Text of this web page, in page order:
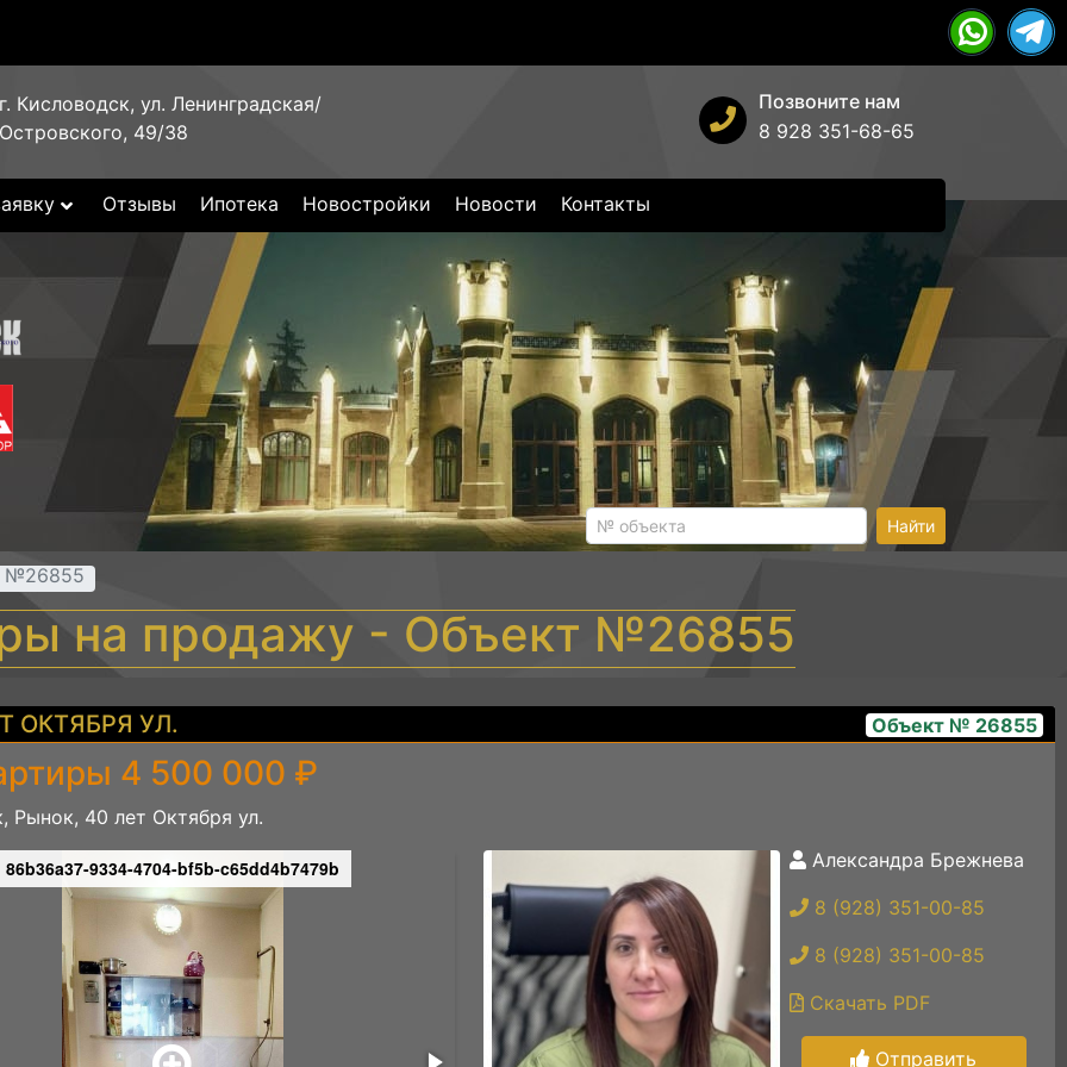
г. Кисловодск, ул. Ленинградская/
Островского, 49/38
Позвоните нам
8 928 351-68-65
Отзывы Ипотека Новостройки Новости Контакты
Найти
№26855
на продажу - Объект №26855
ОКТЯБРЯ УЛ. Объект № 26855
4 500 000 ₽
Рынок, 40 лет Октября ул.
86b36a37-9334-4704-bf5b-c65dd4b7479b 814d33fc-92ac-4098-9fde-2ef8fea7c728Александра Брежнева
8 (928) 351-00-85
8 (928) 351-00-85
Скачать PDF
Отправить